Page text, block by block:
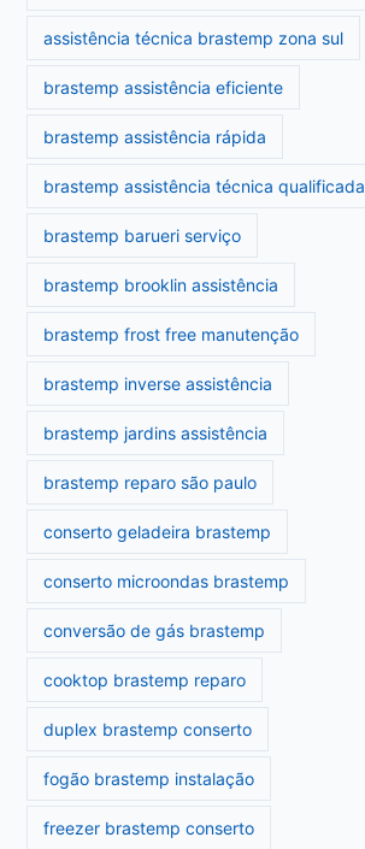
assistência técnica brastemp zona sul
brastemp assistência eficiente
brastemp assistência rápida
brastemp assistência técnica qualificada
brastemp barueri serviço
brastemp brooklin assistência
brastemp frost free manutenção
brastemp inverse assistência
brastemp jardins assistência
brastemp reparo são paulo
conserto geladeira brastemp
conserto microondas brastemp
conversão de gás brastemp
cooktop brastemp reparo
duplex brastemp conserto
fogão brastemp instalação
freezer brastemp conserto